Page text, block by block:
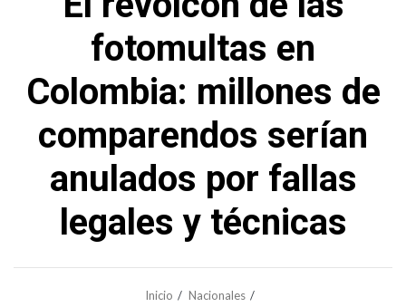
fotomultas en
Colombia: millones de
comparendos serían
anulados por fallas
legales y técnicas
Inicio
Nacionales